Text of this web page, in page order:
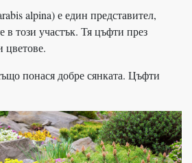
alpina) е един представител,
в този участък. Тя цъфти през
цветове.
понася добре сянката. Цъфти